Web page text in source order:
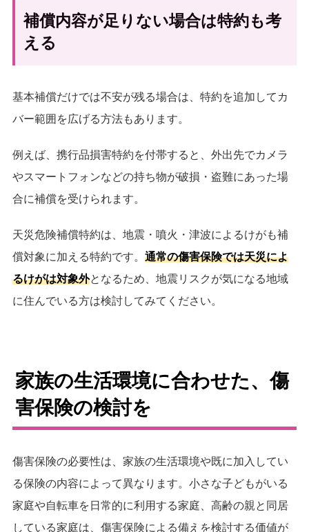
補償内容が足りない場合は特約も考
える
基本補償だけでは不安が残る場合は、特約を追加してカ
バー範囲を広げる方法もあります。
例えば、携行品損害特約を付帯すると、外出先でカメラ
やスマートフォンなどの持ち物が破損・盗難にあった場
合に補償を受けられます。
天災危険補償特約は、地震・噴火・津波によるけがも補
償対象に加える特約です。 通常の傷害保険では天災によ
るけがは対象外となるため、地震リスクが気になる地域
に住んでいる方は検討してみてください。
家族の生活環境に合わせた、傷
害保険の検討を
傷害保険の必要性は、家族の生活環境や既に加入してい
る保険の内容によって異なります。小さな子どもがいる
家庭や自転車を日常的に利用する家庭、高齢の親と同居
している家庭は、傷害保険による備えを検討する価値が